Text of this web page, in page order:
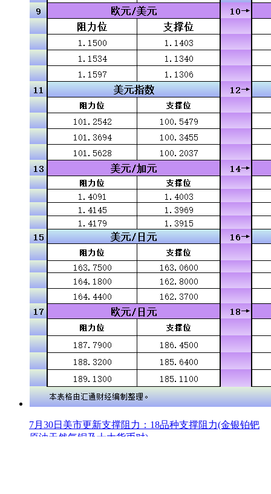
7月30日美市更新支撑阻力：18品种支撑阻力(金银铂钯
原油天然气铜及十大货币对)